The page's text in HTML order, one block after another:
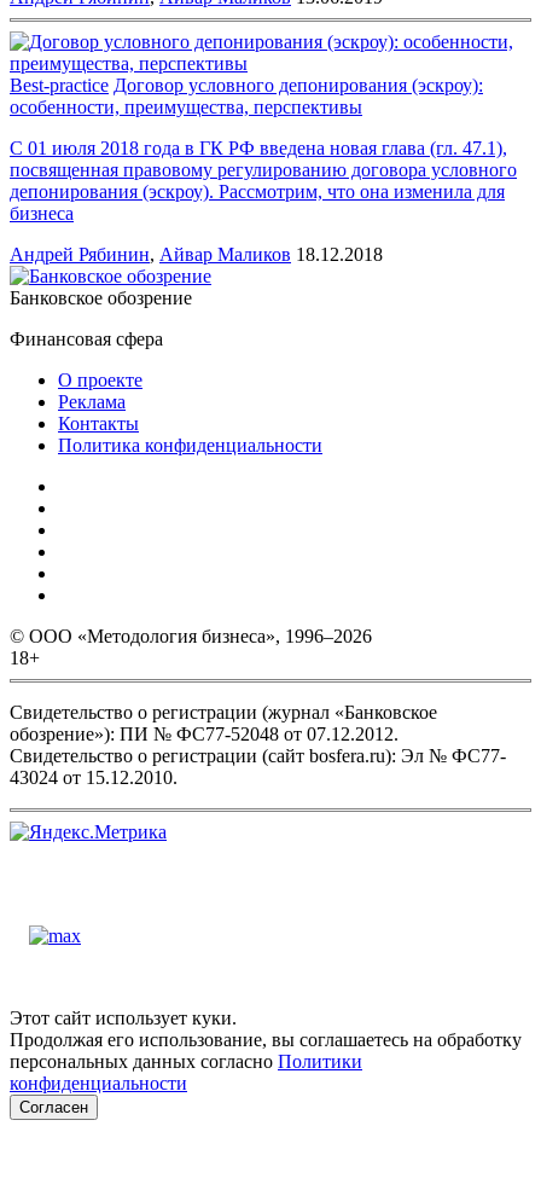
Best-practice Договор условного депонирования (эскроу):
особенности, преимущества, перспективы
С 01 июля 2018 года в ГК РФ введена новая глава (гл. 47.1),
посвященная правовому регулированию договора условного
депонирования (эскроу). Рассмотрим, что она изменила для
бизнеса
Андрей Рябинин, Айвар Маликов 18.12.2018
Банковское обозрение
Финансовая сфера
О проекте
Реклама
Контакты
Политика конфиденциальности
© ООО «Методология бизнеса», 1996–2026
18+
Свидетельство о регистрации (журнал «Банковское
обозрение»): ПИ № ФС77-52048 от 07.12.2012.
Свидетельство о регистрации (сайт bosfera.ru): Эл № ФС77-
43024 от 15.12.2010.
Этот сайт использует куки.
Продолжая его использование, вы соглашаетесь на обработку
персональных данных согласно Политики
конфиденциальности
Согласен